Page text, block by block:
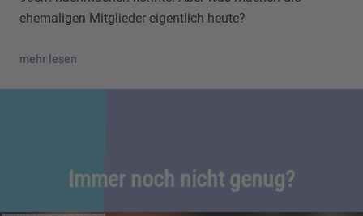
ehemaligen Mitglieder eigentlich heute?
mehr lesen
Immer noch nicht genug?